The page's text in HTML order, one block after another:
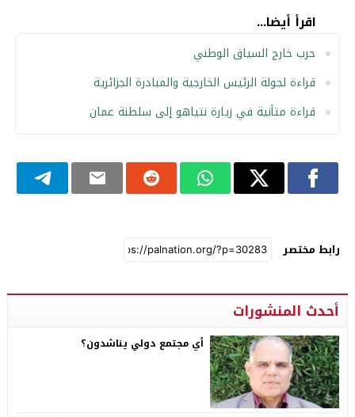
اقرأ أيضا...
حرب خارج السياق الوطني
قراءة لجولة الرئيس الخارجية والمبادرة الجزائرية
قراءة متأنية في زيارة نتياهو إلى سلطنة عمان
رابط مختصر
أحدث المنشورات
أي مجتمع دولي يناشدون؟